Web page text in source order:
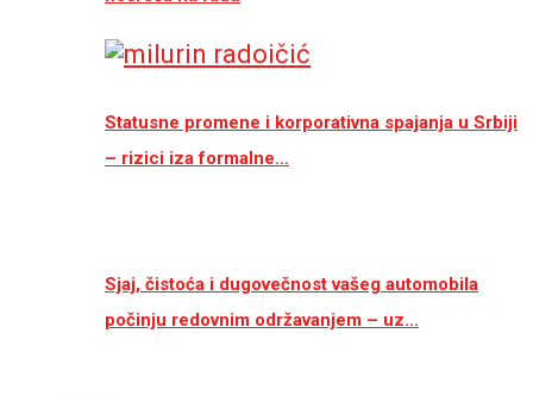
Statusne promene i korporativna spajanja u Srbiji
– rizici iza formalne…
Sjaj, čistoća i dugovečnost vašeg automobila
počinju redovnim održavanjem – uz…